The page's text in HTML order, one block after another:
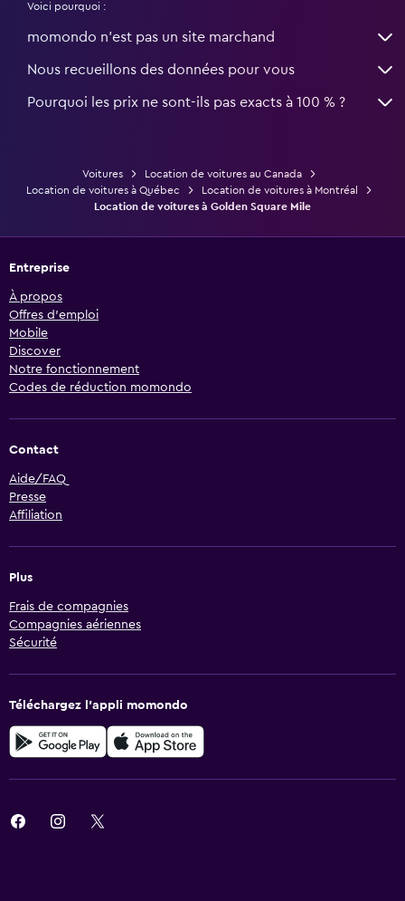
Voici pourquoi :
momondo n'est pas un site marchand
Nous recueillons des données pour vous
Pourquoi les prix ne sont-ils pas exacts à 100 % ?
Voitures
Location de voitures au Canada
Location de voitures à Québec
Location de voitures à Montréal
Location de voitures à Golden Square Mile
Entreprise
À propos
Offres d’emploi
Mobile
Discover
Notre fonctionnement
Codes de réduction momondo
Contact
Aide/FAQ
Presse
Affiliation
Plus
Frais de compagnies
Compagnies aériennes
Sécurité
Téléchargez l’appli momondo